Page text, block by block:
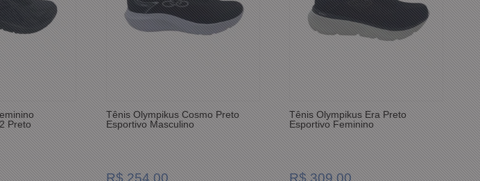
Preto
Tênis Olympikus Cosmo Preto
Esportivo Masculino
R$ 254,00
Tênis Olympikus Era Preto
Esportivo Feminino
R$ 309,00